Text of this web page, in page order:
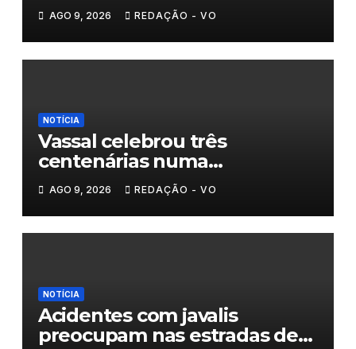
AGO 9, 2026 REDAÇÃO - VO
NOTÍCIA
Vassal celebrou três
centenárias numa
homenagem a um século de
histórias
AGO 9, 2026 REDAÇÃO - VO
NOTÍCIA
Acidentes com javalis
preocupam nas estradas de